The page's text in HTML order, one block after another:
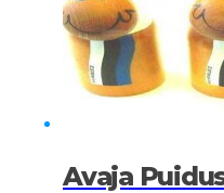
Avaja